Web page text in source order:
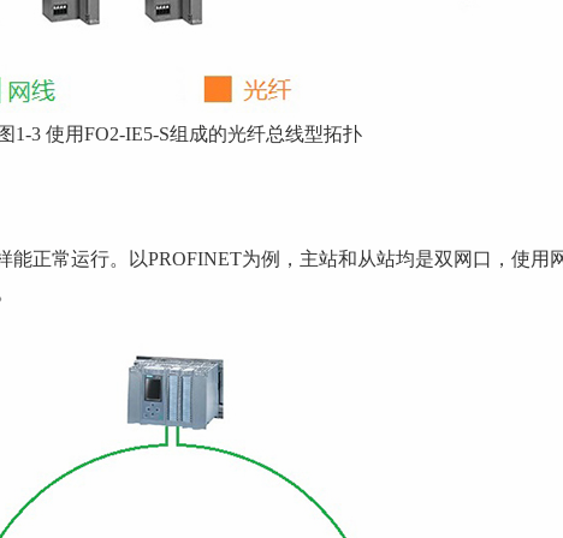
图1-3 使用FO2-IE5-S组成的光纤总线型拓扑
正常运行。以PROFINET为例，主站和从站均是双网口，使用